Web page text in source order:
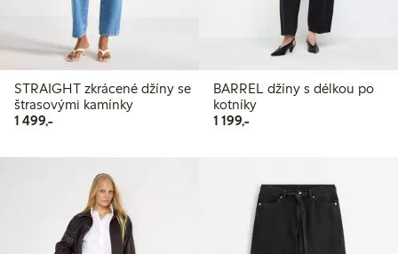
STRAIGHT zkrácené džíny se
štrasovými kamínky
1 499,-1 499,00 Kč
BARREL džíny s délkou po
kotníky
1 199,-1 199,00 Kč